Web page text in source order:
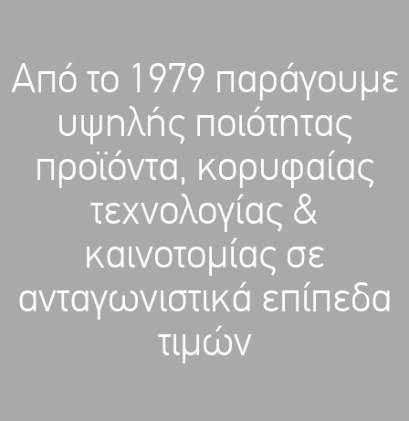
Aπό το 1979 παράγουμε
υψηλής ποιότητας
προϊόντα, κορυφαίας
τεχνολογίας &
καινοτομίας σε
ανταγωνιστικά επίπεδα
τιμών